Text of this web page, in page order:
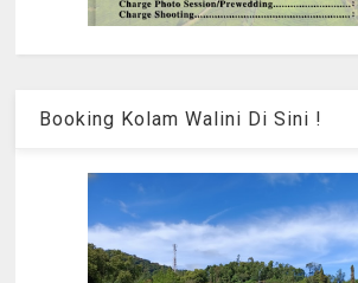
Booking Kolam Walini Di Sini !